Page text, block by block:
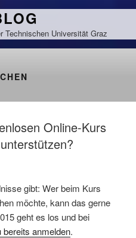
Technischen Universität Graz
Online-Kurs
gibt: Wer beim Kurs
möchte, kann das gerne
geht es los und bei
anmelden.